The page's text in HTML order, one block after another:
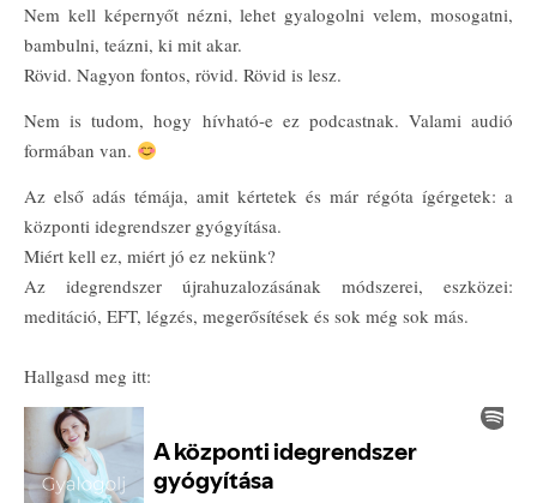
Nem kell képernyőt nézni, lehet gyalogolni velem, mosogatni,
bambulni, teázni, ki mit akar.
Rövid. Nagyon fontos, rövid. Rövid is lesz.
Nem is tudom, hogy hívható-e ez podcastnak. Valami audió
formában van.
Az első adás témája, amit kértetek és már régóta ígérgetek: a
központi idegrendszer gyógyítása.
Miért kell ez, miért jó ez nekünk?
Az idegrendszer újrahuzalozásának módszerei, eszközei:
meditáció, EFT, légzés, megerősítések és sok még sok más.
Hallgasd meg itt: